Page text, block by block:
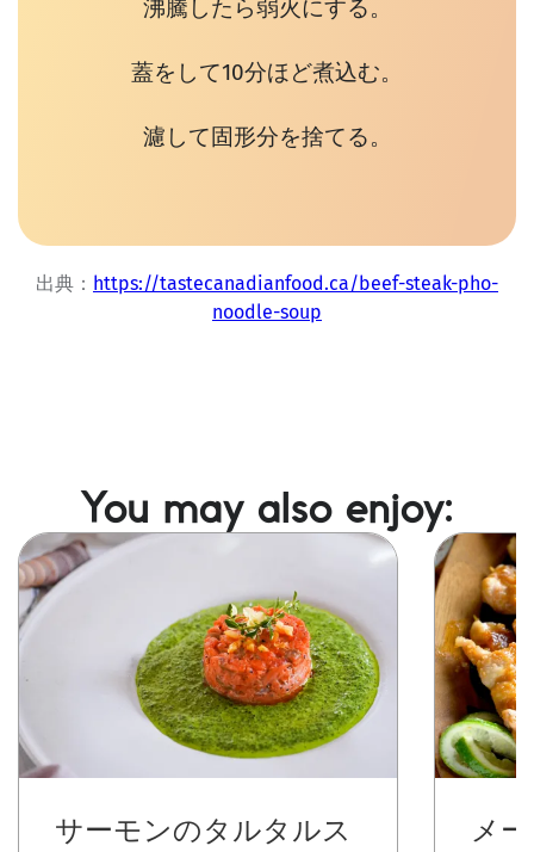
沸騰したら弱火にする。
蓋をして10分ほど煮込む。
濾して固形分を捨てる。
出典： https://tastecanadianfood.ca/beef-steak-pho-
noodle-soup
You may also enjoy:
Image
サーモンのタルタルス
Image
メ